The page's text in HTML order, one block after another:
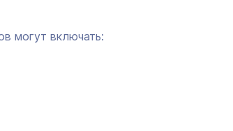
могут включать: